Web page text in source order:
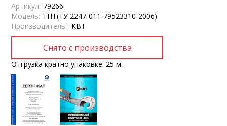
Артикул: 79266
Модель: ТНТ(ТУ 2247-011-79523310-2006)
Производитель: КВТ
Отгрузка кратно упаковке: 25 м.